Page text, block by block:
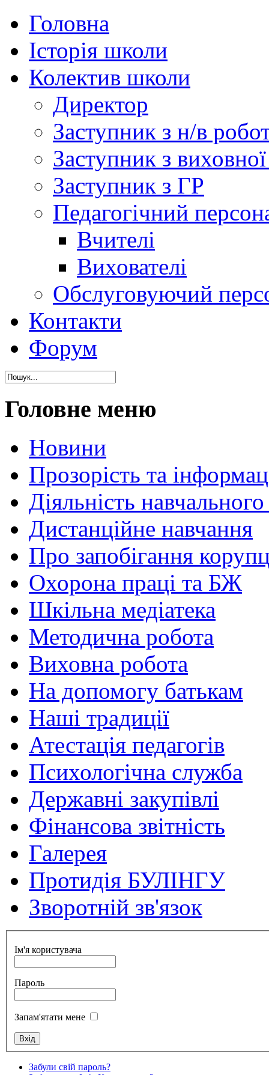
Головна
Історія школи
Колектив школи
Директор
Заступник з н/в
Заступник з
Заступник з ГР
Педагогічний
Вчителі
Вихователі
Обслуговуючий
Контакти
Форум
Головне меню
Новини
Прозорість та
Діяльність
Дистанційне навчання
Про запобігання
Охорона праці та БЖ
Шкільна медіатека
Методична робота
Виховна робота
На допомогу батькам
Наші традиції
Атестація педагогів
Психологічна служба
Державні закупівлі
Фінансова звітність
Галерея
Протидія БУЛІНГУ
Зворотній зв'язок
Ім'я користувача
Пароль
Запам'ятати мене
Забули свій пароль?